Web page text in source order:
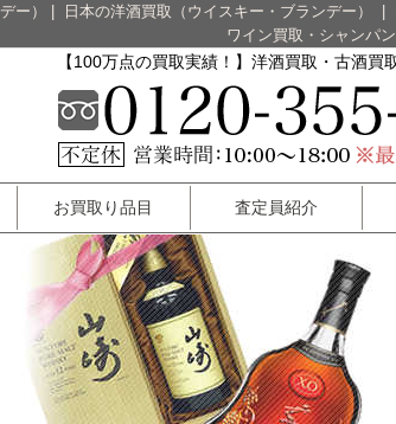
ー） 日本の洋酒買取（ウイスキー・ブランデー）
ワイン買取・シャンパ
【100万点の買取実績！】洋酒買取・古酒買
お買取り品目 査定員紹介